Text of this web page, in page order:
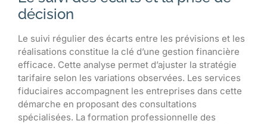
décision
Le suivi régulier des écarts entre les prévisions et les
réalisations constitue la clé d’une gestion financière
efficace. Cette analyse permet d’ajuster la stratégie
tarifaire selon les variations observées. Les services
fiduciaires accompagnent les entreprises dans cette
démarche en proposant des consultations
spécialisées. La formation professionnelle des